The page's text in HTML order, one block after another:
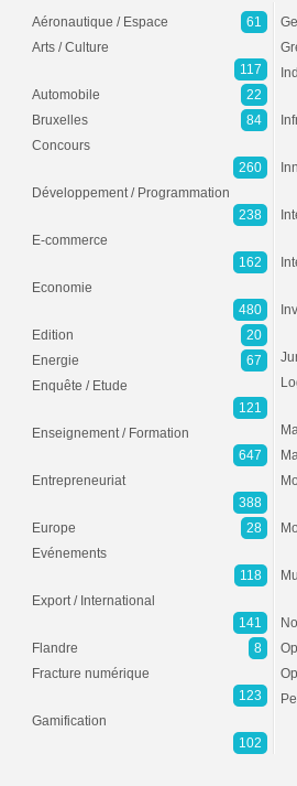
Aéronautique / Espace
61
Arts / Culture
117
Automobile
22
Bruxelles
84
Concours
260
Développement / Programmation
238
E-commerce
162
Economie
480
Edition
20
Energie
67
Enquête / Etude
121
Enseignement / Formation
647
Entrepreneuriat
388
Europe
28
Evénements
118
Export / International
141
Flandre
8
Fracture numérique
123
Gamification
102